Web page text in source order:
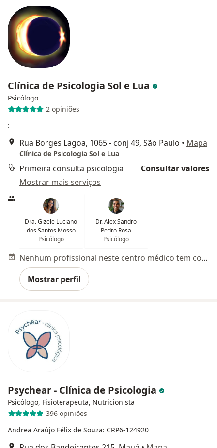
Clínica de Psicologia Sol e Lua
Psicólogo
2 opiniões
:
Rua Borges Lagoa, 1065 - conj 49, São Paulo • Mapa
Clínica de Psicologia Sol e Lua
Primeira consulta psicologia
Consultar valores
Mostrar mais serviços
Dra. Gizele Luciano
dos Santos Mosso
Psicólogo
Dr. Alex Sandro
Pedro Rosa
Psicólogo
Nenhum profissional neste centro médico tem consultas disponíveis
Mostrar perfil
Psychear - Clínica de Psicologia
Psicólogo, Fisioterapeuta, Nutricionista
396 opiniões
Andrea Araújo Félix de Souza: CRP6-124920